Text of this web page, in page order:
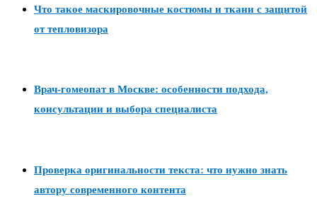
Что такое маскировочные костюмы и ткани с защитой
от тепловизора
Врач-гомеопат в Москве: особенности подхода,
консультации и выбора специалиста
Проверка оригинальности текста: что нужно знать
автору современного контента